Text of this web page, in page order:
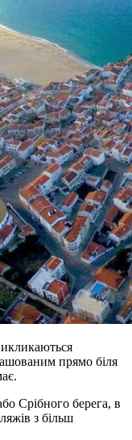
прямо біля
Срібного берега, в
з більш